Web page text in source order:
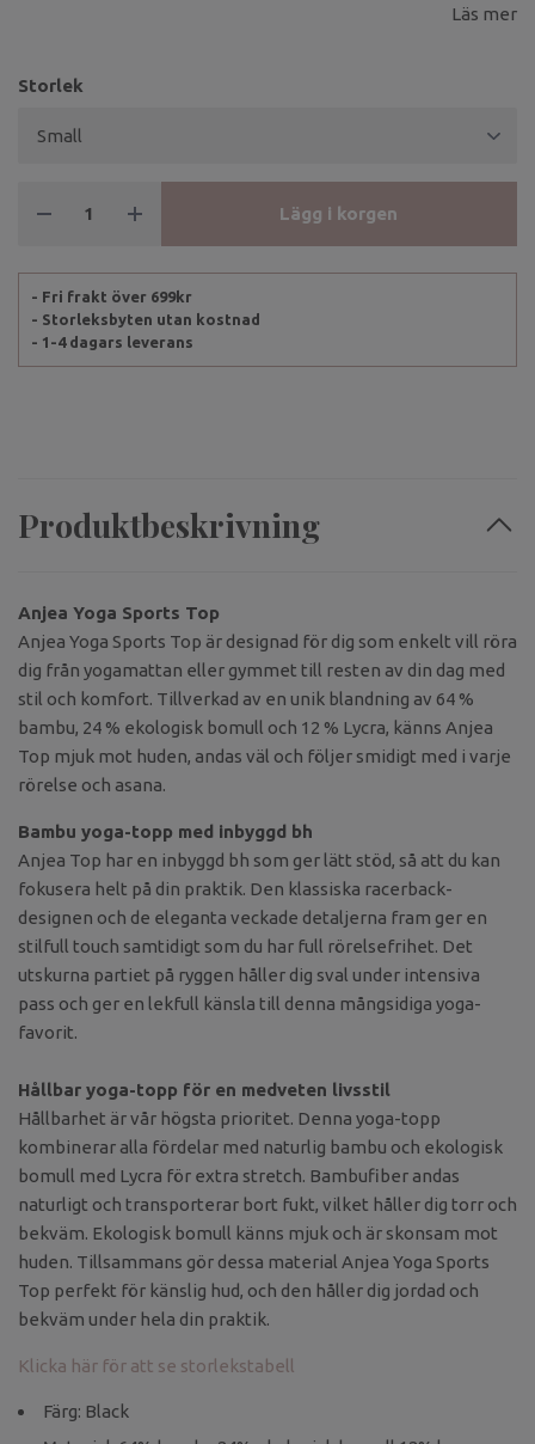
blandning av 64 % bambu, 24 % ekologisk bomull och 12 %
Läs mer
Storlek
Lägg i korgen
- Fri frakt över 699kr
- Storleksbyten utan kostnad
- 1-4 dagars leverans
Produktbeskrivning
Anjea Yoga Sports Top
Anjea Yoga Sports Top är designad för dig som enkelt vill röra
dig från yogamattan eller gymmet till resten av din dag med
stil och komfort. Tillverkad av en unik blandning av 64 %
bambu, 24 % ekologisk bomull och 12 % Lycra, känns Anjea
Top mjuk mot huden, andas väl och följer smidigt med i varje
rörelse och asana.
Bambu yoga-topp med inbyggd bh
Anjea Top har en inbyggd bh som ger lätt stöd, så att du kan
fokusera helt på din praktik. Den klassiska racerback-
designen och de eleganta veckade detaljerna fram ger en
stilfull touch samtidigt som du har full rörelsefrihet. Det
utskurna partiet på ryggen håller dig sval under intensiva
pass och ger en lekfull känsla till denna mångsidiga yoga-
favorit.
Hållbar yoga-topp för en medveten livsstil
Hållbarhet är vår högsta prioritet. Denna yoga-topp
kombinerar alla fördelar med naturlig bambu och ekologisk
bomull med Lycra för extra stretch. Bambufiber andas
naturligt och transporterar bort fukt, vilket håller dig torr och
bekväm. Ekologisk bomull känns mjuk och är skonsam mot
huden. Tillsammans gör dessa material Anjea Yoga Sports
Top perfekt för känslig hud, och den håller dig jordad och
bekväm under hela din praktik.
Klicka här för att se storlekstabell
Färg: Black